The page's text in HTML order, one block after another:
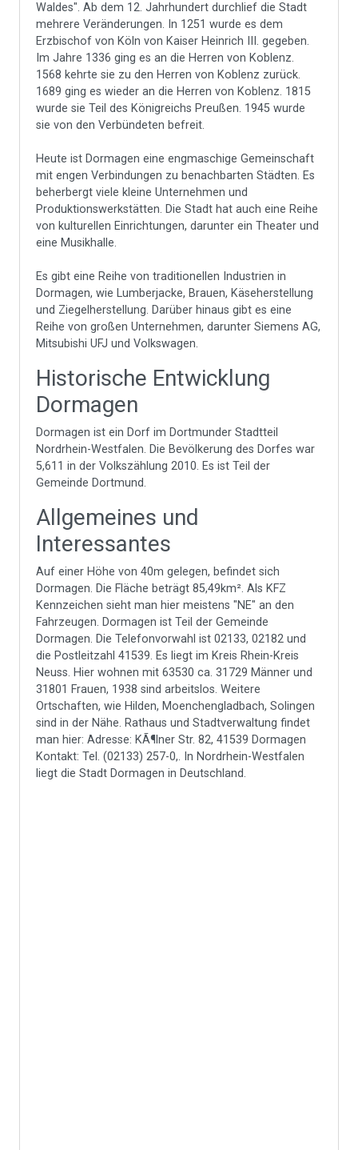
Waldes". Ab dem 12. Jahrhundert durchlief die Stadt
mehrere Veränderungen. In 1251 wurde es dem
Erzbischof von Köln von Kaiser Heinrich III. gegeben.
Im Jahre 1336 ging es an die Herren von Koblenz.
1568 kehrte sie zu den Herren von Koblenz zurück.
1689 ging es wieder an die Herren von Koblenz. 1815
wurde sie Teil des Königreichs Preußen. 1945 wurde
sie von den Verbündeten befreit.
Heute ist Dormagen eine engmaschige Gemeinschaft
mit engen Verbindungen zu benachbarten Städten. Es
beherbergt viele kleine Unternehmen und
Produktionswerkstätten. Die Stadt hat auch eine Reihe
von kulturellen Einrichtungen, darunter ein Theater und
eine Musikhalle.
Es gibt eine Reihe von traditionellen Industrien in
Dormagen, wie Lumberjacke, Brauen, Käseherstellung
und Ziegelherstellung. Darüber hinaus gibt es eine
Reihe von großen Unternehmen, darunter Siemens AG,
Mitsubishi UFJ und Volkswagen.
Historische Entwicklung
Dormagen
Dormagen ist ein Dorf im Dortmunder Stadtteil
Nordrhein-Westfalen. Die Bevölkerung des Dorfes war
5,611 in der Volkszählung 2010. Es ist Teil der
Gemeinde Dortmund.
Allgemeines und
Interessantes
Auf einer Höhe von 40m gelegen, befindet sich
Dormagen. Die Fläche beträgt 85,49km². Als KFZ
Kennzeichen sieht man hier meistens "NE" an den
Fahrzeugen. Dormagen ist Teil der Gemeinde
Dormagen. Die Telefonvorwahl ist 02133, 02182 und
die Postleitzahl 41539. Es liegt im Kreis Rhein-Kreis
Neuss. Hier wohnen mit 63530 ca. 31729 Männer und
31801 Frauen, 1938 sind arbeitslos. Weitere
Ortschaften, wie Hilden, Moenchengladbach, Solingen
sind in der Nähe. Rathaus und Stadtverwaltung findet
man hier: Adresse: KÃ¶lner Str. 82, 41539 Dormagen
Kontakt: Tel. (02133) 257-0,. In Nordrhein-Westfalen
liegt die Stadt Dormagen in Deutschland.